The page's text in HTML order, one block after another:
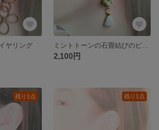
ヤリング ミントトーンの石畳結びのピアス
2,100円
残り1点 残り1点